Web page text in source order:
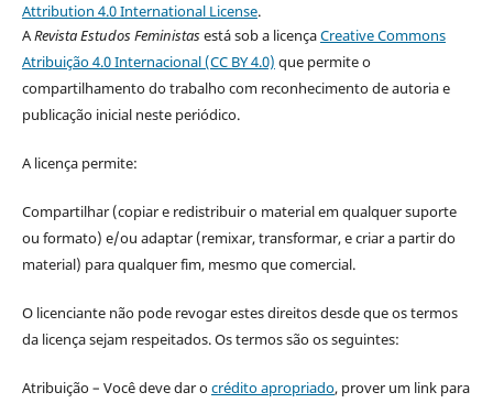
Attribution 4.0 International License.
ARevista Estudos Feministasestá sob a licençaCreative Commons
Atribuição 4.0 Internacional (CC BY 4.0) que permite o
compartilhamento do trabalho com reconhecimento de autoria e
publicação inicial neste periódico.
A licença permite:
Compartilhar (copiar e redistribuir o material em qualquer suporte
ou formato) e/ou adaptar (remixar, transformar, e criar a partir do
material) para qualquer fim, mesmo que comercial.
O licenciante não pode revogar estes direitos desde que os termos
da licença sejam respeitados. Os termos são os seguintes:
Atribuição – Você deve dar ocrédito apropriado, prover um link para